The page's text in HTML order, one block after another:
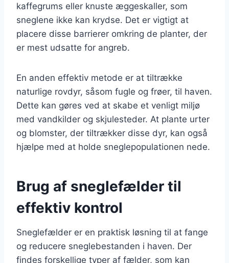
kaffegrums eller knuste æggeskaller, som
sneglene ikke kan krydse. Det er vigtigt at
placere disse barrierer omkring de planter, der
er mest udsatte for angreb.
En anden effektiv metode er at tiltrække
naturlige rovdyr, såsom fugle og frøer, til haven.
Dette kan gøres ved at skabe et venligt miljø
med vandkilder og skjulesteder. At plante urter
og blomster, der tiltrækker disse dyr, kan også
hjælpe med at holde sneglepopulationen nede.
Brug af sneglefælder til
effektiv kontrol
Sneglefælder er en praktisk løsning til at fange
og reducere sneglebestanden i haven. Der
findes forskellige typer af fælder, som kan